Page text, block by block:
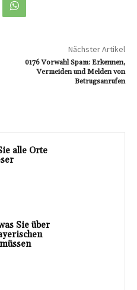
Nächster Artikel
0176 Vorwahl Spam: Erkennen,
Vermeiden und Melden von
Betrugsanrufen
alle Orte
Sie über